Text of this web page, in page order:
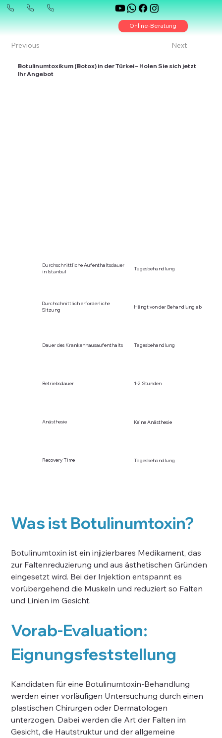
Online-Beratung
Next
Previous
Tagesbehandlung
Durchschnittliche Aufenthaltsdauer
in Istanbul
Hängt von der Behandlung ab
Durchschnittlich erforderliche
Sitzung
Tagesbehandlung
Dauer des Krankenhausaufenthalts
1-2 Stunden
Betriebsdauer
Keine Anästhesie
Anästhesie
Tagesbehandlung
Recovery Time
Botulinumtoxikum (Botox) in der Türkei – Holen Sie sich jetzt
Ihr Angebot
Was ist Botulinumtoxin?
Botulinumtoxin ist ein injizierbares Medikament, das
zur Faltenreduzierung und aus ästhetischen Gründen
eingesetzt wird. Bei der Injektion entspannt es
vorübergehend die Muskeln und reduziert so Falten
und Linien im Gesicht.
Vorab-Evaluation:
Eignungsfeststellung
Kandidaten für eine Botulinumtoxin-Behandlung
werden einer vorläufigen Untersuchung durch einen
plastischen Chirurgen oder Dermatologen
unterzogen. Dabei werden die Art der Falten im
Gesicht, die Hautstruktur und der allgemeine